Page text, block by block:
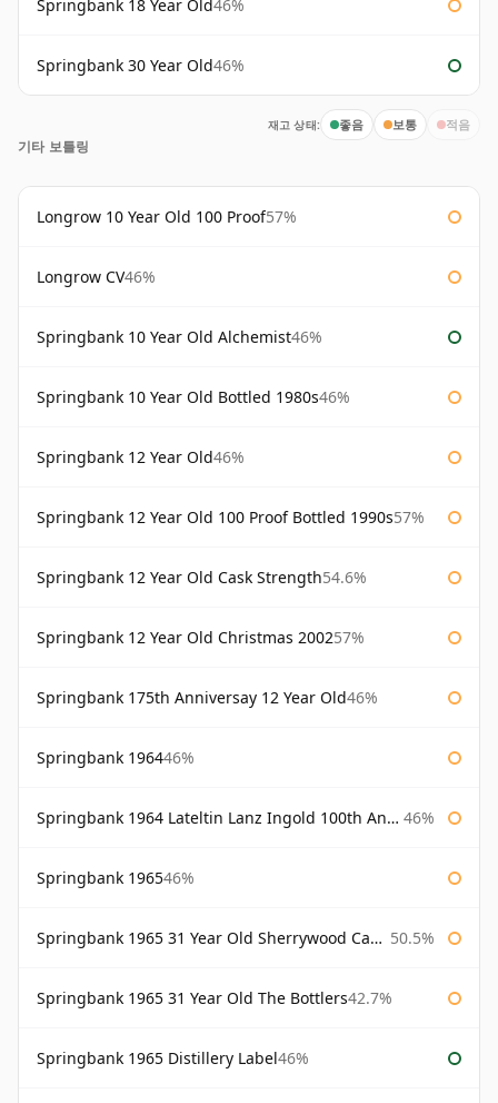
Springbank 18 Year Old46%
Springbank 30 Year Old46%
재고 상태: 좋음 보통 적음
기타 보틀링
Longrow 10 Year Old 100 Proof57%
Longrow CV46%
Springbank 10 Year Old Alchemist46%
Springbank 10 Year Old Bottled 1980s46%
Springbank 12 Year Old46%
Springbank 12 Year Old 100 Proof Bottled 1990s57%
Springbank 12 Year Old Cask Strength54.6%
Springbank 12 Year Old Christmas 200257%
Springbank 175th Anniversay 12 Year Old46%
Springbank 196446%
Springbank 1964 Lateltin Lanz Ingold 100th Anniversary 46%
Springbank 196546%
Springbank 1965 31 Year Old Sherrywood Cadenhead's 50.5%
Springbank 1965 31 Year Old The Bottlers42.7%
Springbank 1965 Distillery Label46%